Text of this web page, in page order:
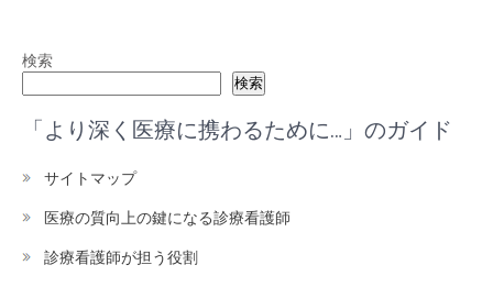
検索
検索
「より深く医療に携わるために…」のガイド
サイトマップ
医療の質向上の鍵になる診療看護師
診療看護師が担う役割